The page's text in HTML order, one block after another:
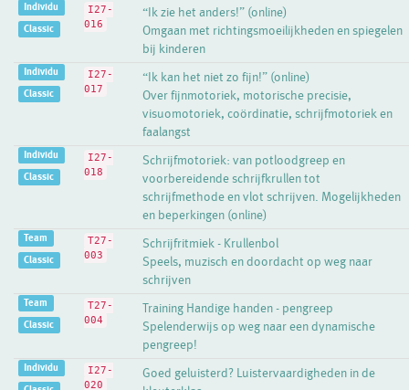
a
Individu
Classic
I27-
016
“Ik zie het anders!” (online)
Omgaan met richtingsmoeilijkheden en spiegelen
bij kinderen
Individu
Classic
I27-
017
“Ik kan het niet zo fijn!” (online)
Over fijnmotoriek, motorische precisie,
visuomotoriek, coördinatie, schrijfmotoriek en
faalangst
Individu
Classic
I27-
018
Schrijfmotoriek: van potloodgreep en
voorbereidende schrijfkrullen tot
schrijfmethode en vlot schrijven. Mogelijkheden
en beperkingen (online)
Team
Classic
T27-
003
Schrijfritmiek - Krullenbol
Speels, muzisch en doordacht op weg naar
schrijven
Team
Classic
T27-
004
Training Handige handen - pengreep
Spelenderwijs op weg naar een dynamische
pengreep!
Individu
I27-
020
Goed geluisterd? Luistervaardigheden in de